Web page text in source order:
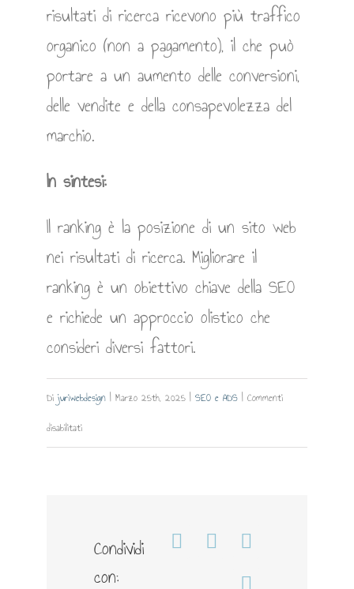
risultati di ricerca ricevono più traffico
organico (non a pagamento), il che può
portare a un aumento delle conversioni,
delle vendite e della consapevolezza del
marchio.
In sintesi:
Il ranking è la posizione di un sito web
nei risultati di ricerca. Migliorare il
ranking è un obiettivo chiave della SEO
e richiede un approccio olistico che
consideri diversi fattori.
Dijuriwebdesign | Marzo 25th, 2025 | SEO e ADS | Commenti
disabilitatisu
Condividi
con:
Facebook
WhatsApp
Telegram